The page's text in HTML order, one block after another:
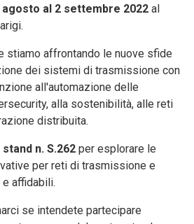
agosto al 2 settembre 2022 al
stiamo affrontando le nuove sfide
dei sistemi di trasmissione con
all'automazione delle
alla sostenibilità, alle reti
distribuita.
n. S.262 per esplorare le
per reti di trasmissione e
affidabili.
se intendete partecipare